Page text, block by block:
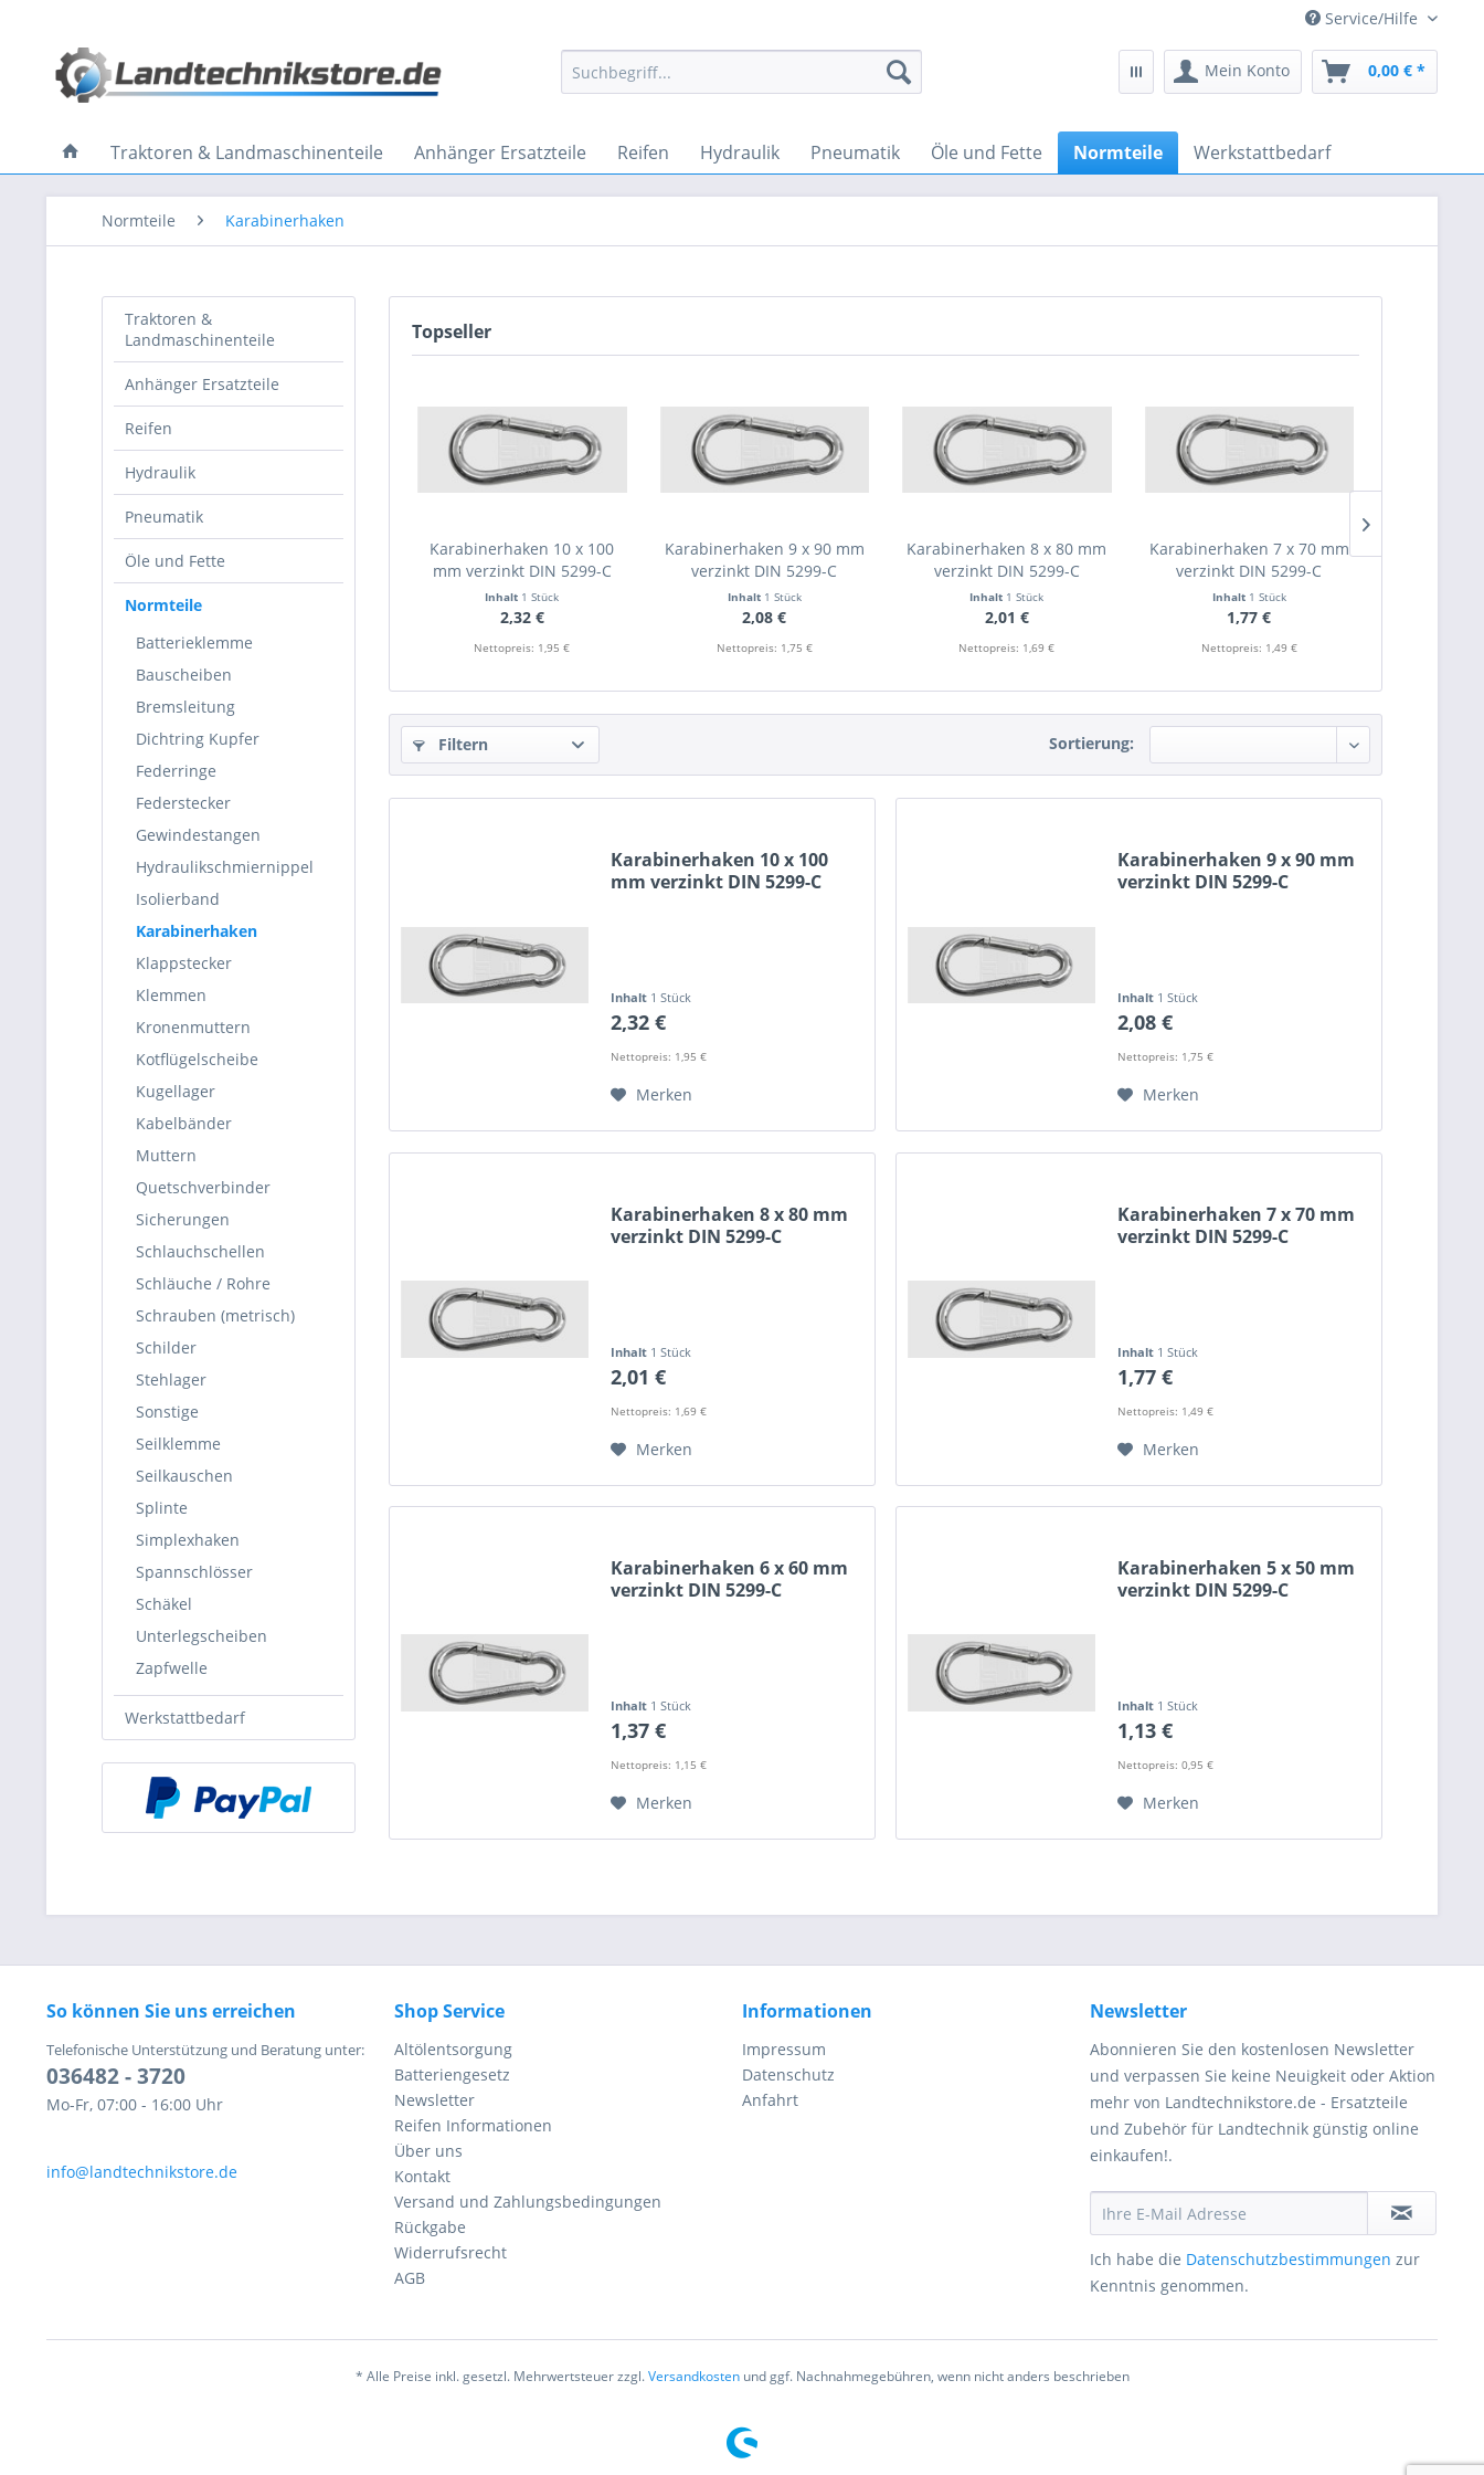
Service/Hilfe
Mein Konto 0,00 € *
Traktoren & Landmaschinenteile Anhänger Ersatzteile Reifen Hydraulik Pneumatik Öle und Fette Normteile Werkstattbedarf
Normteile Karabinerhaken
Traktoren &
Landmaschinenteile
Anhänger Ersatzteile
Reifen
Hydraulik
Pneumatik
Öle und Fette
Normteile
Batterieklemme
Bauscheiben
Bremsleitung
Dichtring Kupfer
Federringe
Federstecker
Gewindestangen
Hydraulikschmiernippel
Isolierband
Karabinerhaken
Klappstecker
Klemmen
Kronenmuttern
Kotflügelscheibe
Kugellager
Kabelbänder
Muttern
Quetschverbinder
Sicherungen
Schlauchschellen
Schläuche / Rohre
Schrauben (metrisch)
Schilder
Stehlager
Sonstige
Seilklemme
Seilkauschen
Splinte
Simplexhaken
Spannschlösser
Schäkel
Unterlegscheiben
Zapfwelle
Werkstattbedarf
Topseller
Karabinerhaken 10 x 100
mm verzinkt DIN 5299-C
Inhalt 1 Stück
2,32 €
Nettopreis: 1,95 €
Karabinerhaken 9 x 90 mm
verzinkt DIN 5299-C
Inhalt 1 Stück
2,08 €
Nettopreis: 1,75 €
Karabinerhaken 8 x 80 mm
verzinkt DIN 5299-C
Inhalt 1 Stück
2,01 €
Nettopreis: 1,69 €
Karabinerhaken 7 x 70 mm
verzinkt DIN 5299-C
Inhalt 1 Stück
1,77 €
Nettopreis: 1,49 €
Filtern Sortierung:
Karabinerhaken 10 x 100
mm verzinkt DIN 5299-C
Inhalt 1 Stück
2,32 €
Nettopreis: 1,95 €
Merken
Karabinerhaken 9 x 90 mm
verzinkt DIN 5299-C
Inhalt 1 Stück
2,08 €
Nettopreis: 1,75 €
Merken
Karabinerhaken 8 x 80 mm
verzinkt DIN 5299-C
Inhalt 1 Stück
2,01 €
Nettopreis: 1,69 €
Merken
Karabinerhaken 7 x 70 mm
verzinkt DIN 5299-C
Inhalt 1 Stück
1,77 €
Nettopreis: 1,49 €
Merken
Karabinerhaken 6 x 60 mm
verzinkt DIN 5299-C
Inhalt 1 Stück
1,37 €
Nettopreis: 1,15 €
Merken
Karabinerhaken 5 x 50 mm
verzinkt DIN 5299-C
Inhalt 1 Stück
1,13 €
Nettopreis: 0,95 €
Merken
So können Sie uns erreichen
Telefonische Unterstützung und Beratung unter:
036482 - 3720
Mo-Fr, 07:00 - 16:00 Uhr
info@landtechnikstore.de
Shop Service
Altölentsorgung
Batteriengesetz
Newsletter
Reifen Informationen
Über uns
Kontakt
Versand und Zahlungsbedingungen
Rückgabe
Widerrufsrecht
AGB
Informationen
Impressum
Datenschutz
Anfahrt
Newsletter
Abonnieren Sie den kostenlosen Newsletter
und verpassen Sie keine Neuigkeit oder Aktion
mehr von Landtechnikstore.de - Ersatzteile
und Zubehör für Landtechnik günstig online
einkaufen!.
Ich habe die Datenschutzbestimmungen zur
Kenntnis genommen.
* Alle Preise inkl. gesetzl. Mehrwertsteuer zzgl.Versandkostenund ggf. Nachnahmegebühren, wenn nicht anders beschrieben